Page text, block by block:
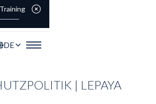
DE
| LEPAYA